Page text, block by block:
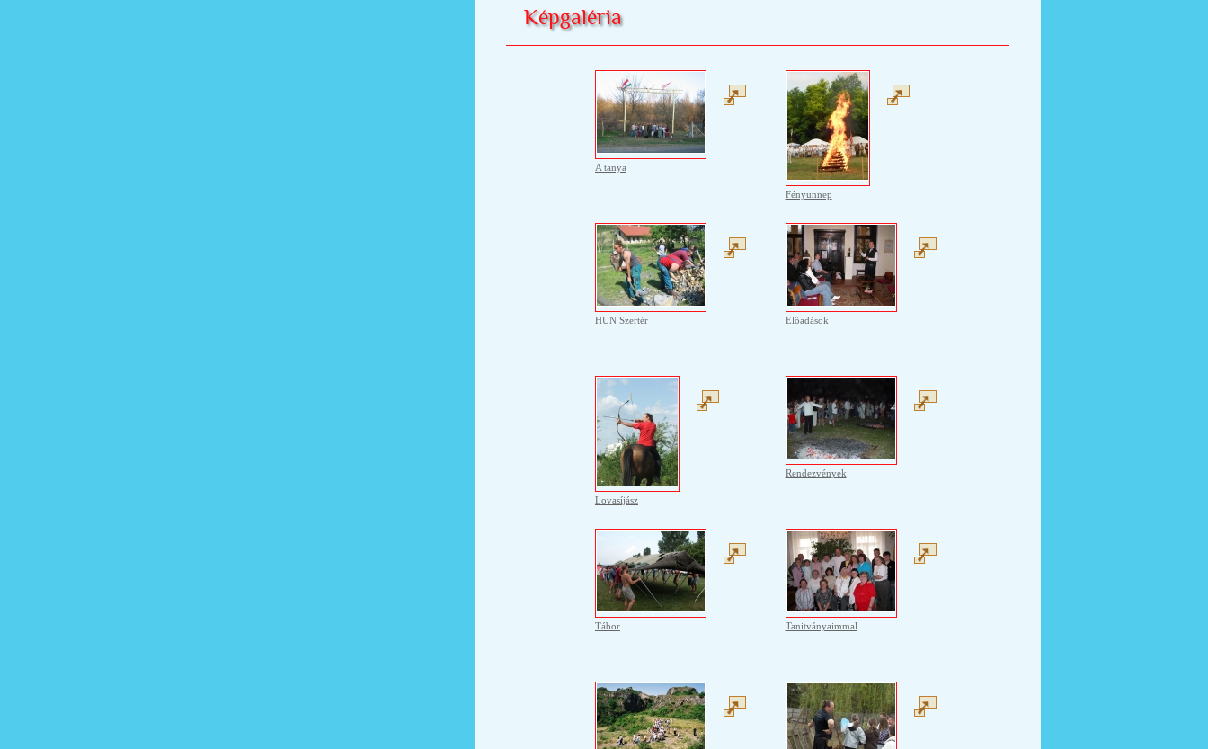
Képgaléria
A tanya
Fényünnep
HUN Szertér Előadások
Lovasíjász
Rendezvények
Tábor Tanitványaimmal